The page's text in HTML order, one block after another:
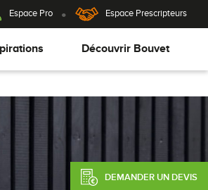
Espace Pro Espace Prescripteurs
Découvrir Bouvet
DEMANDER UN DEVIS